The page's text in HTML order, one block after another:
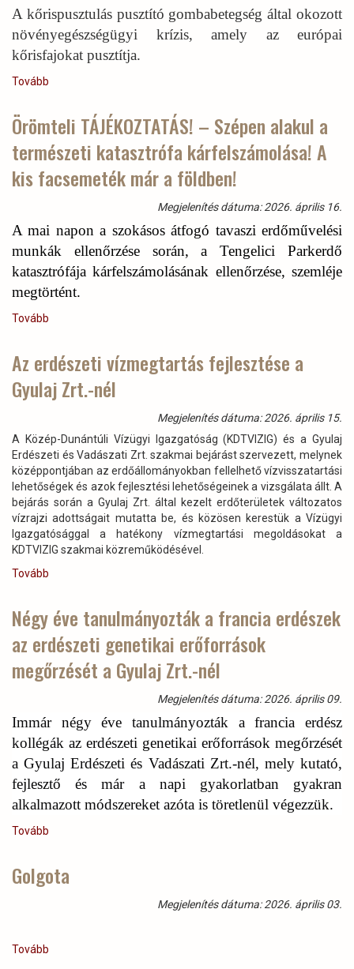
„katedrálisokból”)
A kőrispusztulás pusztító gombabetegség által okozott
növényegészségügyi krízis, amely az európai
kőrisfajokat pusztítja.
Tovább
erdeinken
végigvonuló
kőrispusztulás
katasztrofális
fel!)
Örömteli TÁJÉKOZTATÁS! – Szépen alakul a
természeti katasztrófa kárfelszámolása! A
kis facsemeték már a földben!
Megjelenítés dátuma: 2026. április 16.
A mai napon a szokásos átfogó tavaszi erdőművelési
munkák ellenőrzése során, a Tengelici Parkerdő
katasztrófája kárfelszámolásának ellenőrzése, szemléje
megtörtént.
Tovább
Szépen
alakul
a
kárfelszámolása!
A
kis
facsemeték
már
a
földben!)
Az erdészeti vízmegtartás fejlesztése a
Gyulaj Zrt.-nél
Megjelenítés dátuma: 2026. április 15.
A Közép-Dunántúli Vízügyi Igazgatóság (KDTVIZIG) és a Gyulaj
Erdészeti és Vadászati Zrt. szakmai bejárást szervezett, melynek
középpontjában az erdőállományokban fellelhető vízvisszatartási
lehetőségek és azok fejlesztési lehetőségeinek a vizsgálata állt. A
bejárás során a Gyulaj Zrt. által kezelt erdőterületek változatos
vízrajzi adottságait mutatta be, és közösen kerestük a Vízügyi
Igazgatósággal a hatékony vízmegtartási megoldásokat a
KDTVIZIG szakmai közreműködésével.
Tovább
fejlesztése
a
Gyulaj
Zrt.-
Négy éve tanulmányozták a francia erdészek
az erdészeti genetikai erőforrások
megőrzését a Gyulaj Zrt.-nél
Megjelenítés dátuma: 2026. április 09.
Immár négy éve tanulmányozták a francia erdész
kollégák az erdészeti genetikai erőforrások megőrzését
a Gyulaj Erdészeti és Vadászati Zrt.-nél, mely kutató,
fejlesztő és már a napi gyakorlatban gyakran
alkalmazott módszereket azóta is töretlenül végezzük.
Tovább
a
Golgota
Megjelenítés dátuma: 2026. április 03.
Tovább